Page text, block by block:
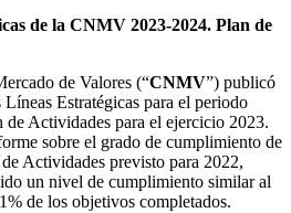
de la CNMV 2023-2024. Plan de
de Valores (“CNMV”) publicó
Estratégicas para el periodo
de Actividades para el ejercicio 2023.
sobre el grado de cumplimiento de
Actividades previsto para 2022,
un nivel de cumplimiento similar al
de los objetivos completados.